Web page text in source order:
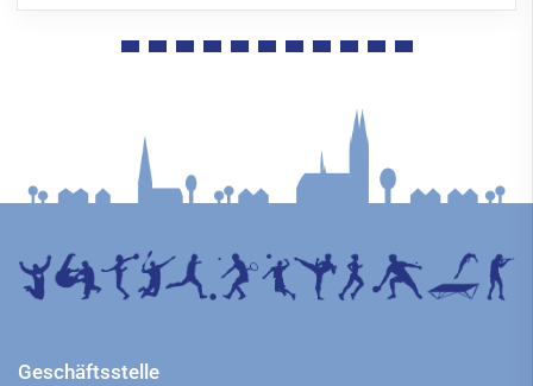
Geschäftsstelle